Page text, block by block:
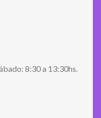
8:30 a 13:30hs.